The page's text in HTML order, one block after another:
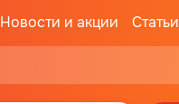
Новости и акции Статьи